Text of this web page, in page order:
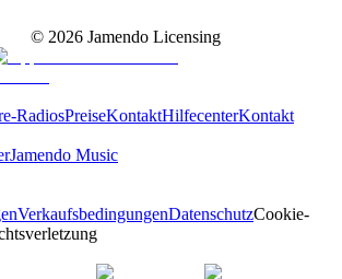
© 2026 Jamendo Licensing
RadiosPreiseKontaktHilfecenterKontakt
Jamendo Music
VerkaufsbedingungenDatenschutzCookie-